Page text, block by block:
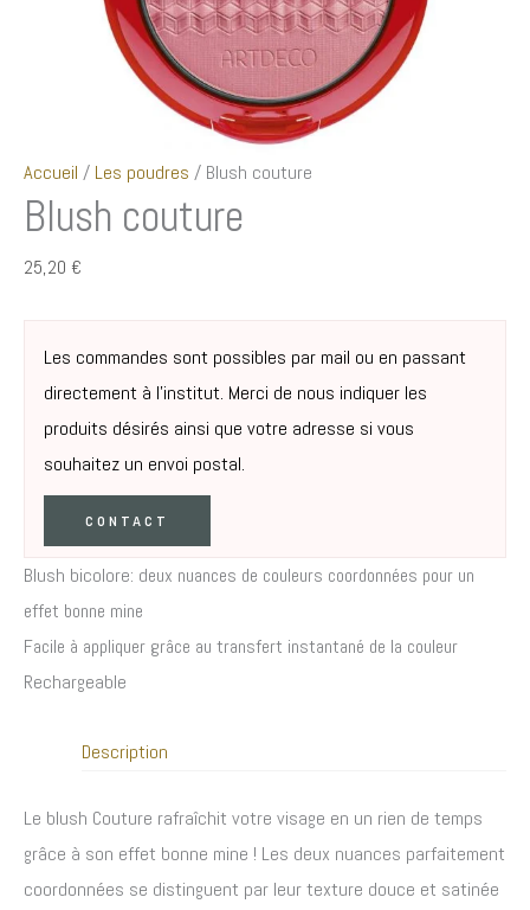
Accueil / Les poudres / Blush couture
Blush couture
25,20 €
Les commandes sont possibles par mail ou en passant
directement à l’institut. Merci de nous indiquer les
produits désirés ainsi que votre adresse si vous
souhaitez un envoi postal.
CONTACT
Blush bicolore: deux nuances de couleurs coordonnées pour un
effet bonne mine
Facile à appliquer grâce au transfert instantané de la couleur
Rechargeable
Description
Le blush Couture rafraîchit votre visage en un rien de temps
grâce à son effet bonne mine ! Les deux nuances parfaitement
coordonnées se distinguent par leur texture douce et satinée